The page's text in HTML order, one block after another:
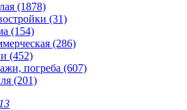
(1878)
(31)
(154)
(286)
(452)
погреба (607)
(201)